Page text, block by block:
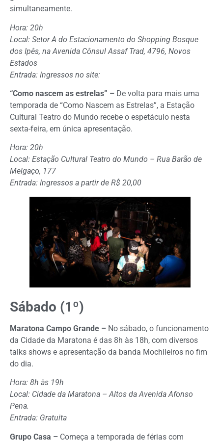
simultaneamente.
Hora: 20h
Local: Setor A do Estacionamento do Shopping Bosque
dos Ipês, na Avenida Cônsul Assaf Trad, 4796, Novos
Estados
Entrada: Ingressos no site:
“Como nascem as estrelas” – De volta para mais uma
temporada de “Como Nascem as Estrelas”, a Estação
Cultural Teatro do Mundo recebe o espetáculo nesta
sexta-feira, em única apresentação.
Hora: 20h
Local: Estação Cultural Teatro do Mundo – Rua Barão de
Melgaço, 177
Entrada: Ingressos a partir de R$ 20,00
Sábado (1º)
Maratona Campo Grande – No sábado, o funcionamento
da Cidade da Maratona é das 8h às 18h, com diversos
talks shows e apresentação da banda Mochileiros no fim
do dia.
Hora: 8h às 19h
Local: Cidade da Maratona – Altos da Avenida Afonso
Pena.
Entrada: Gratuita
Grupo Casa – Começa a temporada de férias com